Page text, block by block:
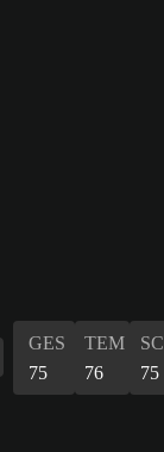
GES
75
TEM
76
75